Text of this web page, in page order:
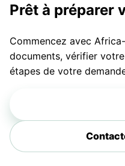
Prêt à préparer
Commencez avec
documents, vérifier
étapes de votre